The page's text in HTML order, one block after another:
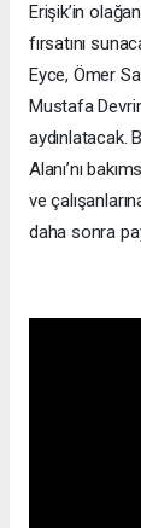
Erişik’in
fırsatını
Eyce, Ömer
Mustafa
aydınlatacak.
Alanı’nı
ve
daha sonra